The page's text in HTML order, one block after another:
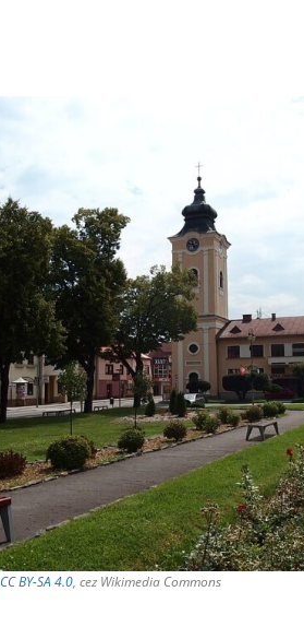
CC BY-SA 4.0, cez Wikimedia Commons